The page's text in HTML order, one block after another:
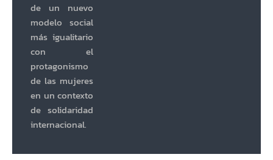
de un nuevo
modelo social
más igualitario
con el
protagonismo
de las mujeres
en un contexto
de solidaridad
internacional.